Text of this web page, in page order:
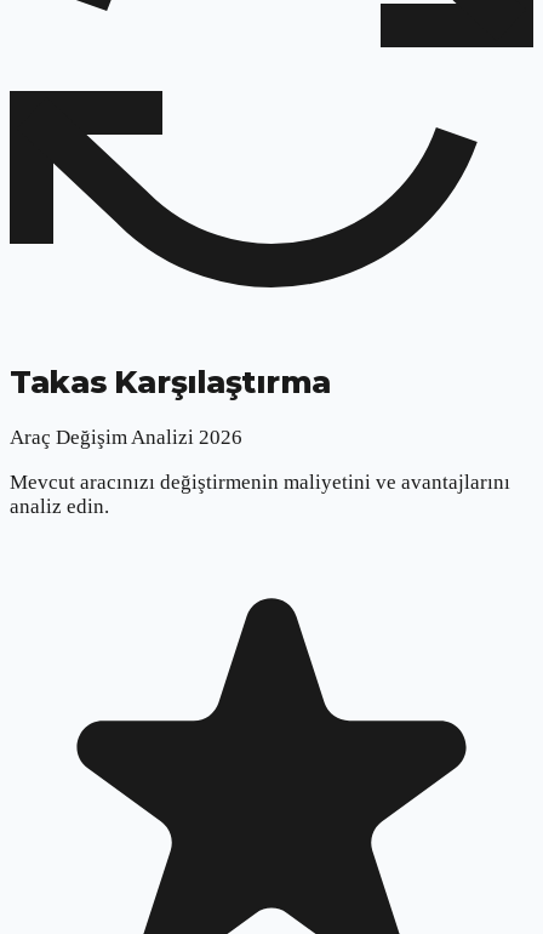
Takas Karşılaştırma
Araç Değişim Analizi 2026
Mevcut aracınızı değiştirmenin maliyetini ve avantajlarını
analiz edin.